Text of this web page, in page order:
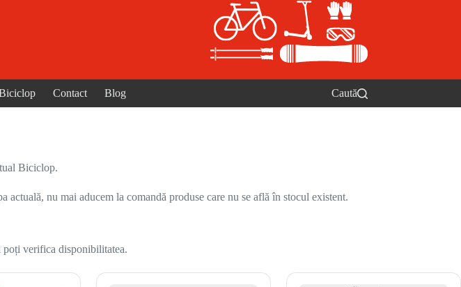
Contact Blog Caută
Biciclop.
nu mai aducem la comandă produse care nu se află în stocul existent.
poți verifica disponibilitatea.